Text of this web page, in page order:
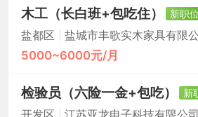
木工（长白班+包吃住）
新职位
盐都区
盐城市丰歌实木家具有限
5000~6000元/月
检验员（六险一金+包吃） 新